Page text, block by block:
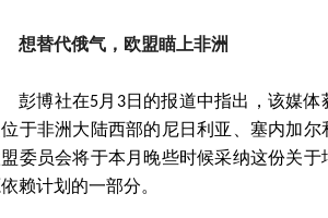
想替代俄气，欧盟瞄上非洲
彭博社在5月3日的报道中指出，该媒
于非洲大陆西部的尼日利亚、塞内加
盟委员会将于本月晚些时候采纳这份关
赖计划的一部分。